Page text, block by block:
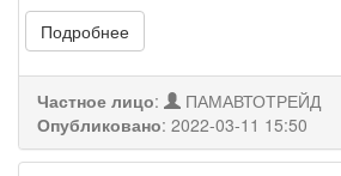
Подробнее
Частное лицо:
ПАМАВТОТРЕЙД
Опубликовано: 2022-03-11 15:50